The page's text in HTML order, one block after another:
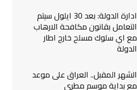
ادارة الدولة: بعد 30 ايلول سيتم
التعامل بقانون مكافحة الارهاب
مع اي سلوك مسلح خارج اطار
الدولة
الشهر المقبل.. العراق على موعد
مع بداية موسم مطري